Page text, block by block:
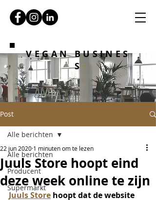
VEGAN BUSINES
S
Post
Alle berichten
Producent
Supermarkt
Alle berichten
Juuls Store hoopt eind
deze week online te zijn
22 jun 2020 1 minuten om te lezen
Juuls Store hoopt dat de website